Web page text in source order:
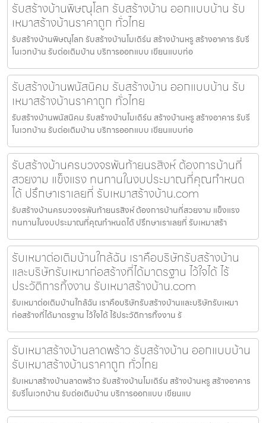
รับสร้างบ้านพิษณุโลก รับสร้างบ้าน ออกแบบบ้าน รับ
เหมาสร้างบ้านราคาถูก ทั่วไทย
รับสร้างบ้านพิษณุโลก รับสร้างบ้านโมเดิร์น สร้างบ้านหรู สร้างอาคาร รับรี
โนเวทบ้าน รับต่อเติมบ้าน บริการออกแบบ เขียนแบบก่อ
รับสร้างบ้านพนัสนิคม รับสร้างบ้าน ออกแบบบ้าน รับ
เหมาสร้างบ้านราคาถูก ทั่วไทย
รับสร้างบ้านพนัสนิคม รับสร้างบ้านโมเดิร์น สร้างบ้านหรู สร้างอาคาร รับรี
โนเวทบ้าน รับต่อเติมบ้าน บริการออกแบบ เขียนแบบก่อ
รับสร้างบ้านครบวงจรพันท้ายนรสิงห์ ต้องการบ้านที่
สวยงาม แข็งแรง ทนทานในงบประมาณที่คุณกำหนด
ได้ ปรึกษาเราเลยที่ รับเหมาสร้างบ้าน.com
รับสร้างบ้านครบวงจรพันท้ายนรสิงห์ ต้องการบ้านที่สวยงาม แข็งแรง
ทนทานในงบประมาณที่คุณกำหนดได้ ปรึกษาเราเลยที่ รับเหมาสร้า
รับเหมาต่อเติมบ้านใกล้ฉัน เราคือบริษัทรับสร้างบ้าน
และบริษัทรับเหมาก่อสร้างที่ได้มาตรฐาน ไว้ใจได้ ไร้
ประวัติการทิ้งงาน รับเหมาสร้างบ้าน.com
รับเหมาต่อเติมบ้านใกล้ฉัน เราคือบริษัทรับสร้างบ้านและบริษัทรับเหมา
ก่อสร้างที่ได้มาตรฐาน ไว้ใจได้ ไร้ประวัติการทิ้งงาน รั
รับเหมาสร้างบ้านลาดพร้าว รับสร้างบ้าน ออกแบบบ้าน
รับเหมาสร้างบ้านราคาถูก ทั่วไทย
รับเหมาสร้างบ้านลาดพร้าว รับสร้างบ้านโมเดิร์น สร้างบ้านหรู สร้างอาคาร
รับรีโนเวทบ้าน รับต่อเติมบ้าน บริการออกแบบ เขียนแบ